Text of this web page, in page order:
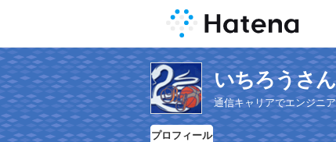
いちろうさ
通信キャリアでエンジニ
プロフィール